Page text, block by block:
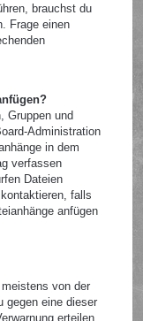
brauchst du
Frage einen
Gruppen und
Administration
in dem
verfassen
Dateien
falls
anfügen
von der
gegen eine dieser
erteilen.